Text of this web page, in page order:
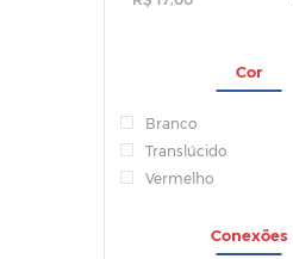
Cor
Branco
Translúcido
Vermelho
Conexões